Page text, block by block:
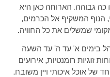
גבוהה. הארוחה כאן היא
הנוף המשקיף אל הכרמים,
שמשלים את כל החוויה.
בימים א' עד ה' עד השעה
זוגיות רומנטיות, אירועים
של אוכל איכותי ויין משובח.